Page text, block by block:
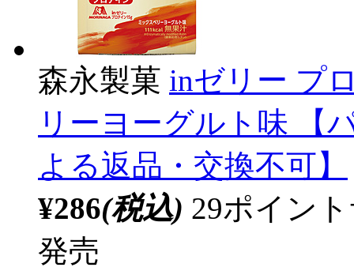
森永製菓 inゼリー プ
リーヨーグルト味 【
よる返品・交換不可】
¥286(税込) 29ポイン
発売